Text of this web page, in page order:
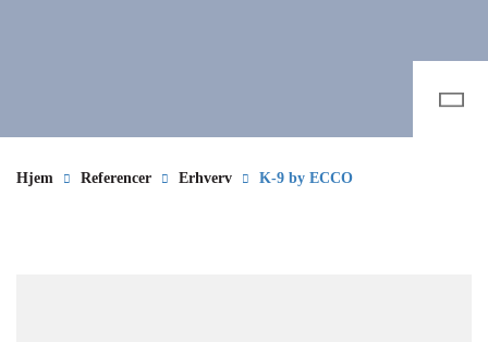
Hjem Referencer Erhverv K-9 by ECCO